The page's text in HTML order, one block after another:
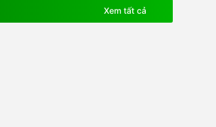
Xem tất cả